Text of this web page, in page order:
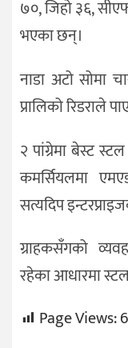
७०, जिहो ३६,
भएका छन्।
नाडा अटो सोमा
प्रालिको रिडराले
२ पांग्रेमा बेस्ट
कमर्सियलमा
सत्यदिप
ग्राहकसँगको
रहेका आधारमा स्टल
Page Views: